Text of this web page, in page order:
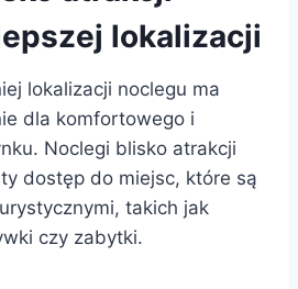
lokalizacji
lokalizacji noclegu ma
dla komfortowego i
Noclegi blisko atrakcji
dostęp do miejsc, które są
takich jak
czy zabytki.